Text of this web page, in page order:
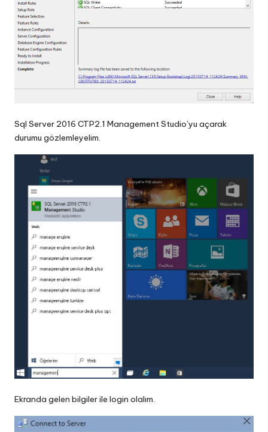
Sql Server 2016 CTP2.1 Management Studio’yu açarak
durumu gözlemleyelim.
Ekranda gelen bilgiler ile login olalım.